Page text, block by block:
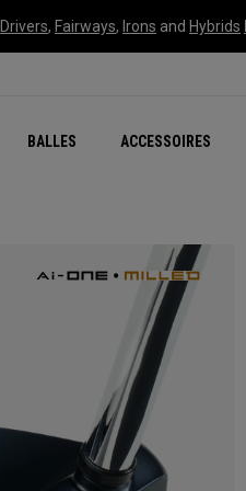
Drivers, Fairways, Irons and Hybrids
BALLES ACCESSOIRES